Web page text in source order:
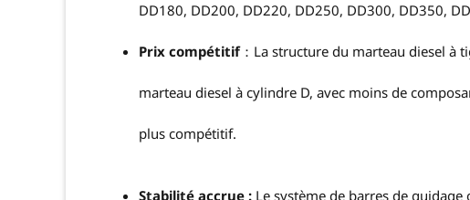
DD180, DD200, DD220, DD250, DD300, DD350,
Prix compétitif：La structure du marteau diesel à
marteau diesel à cylindre D, avec moins de
plus compétitif.
Stabilité accrue : Le système de barres de